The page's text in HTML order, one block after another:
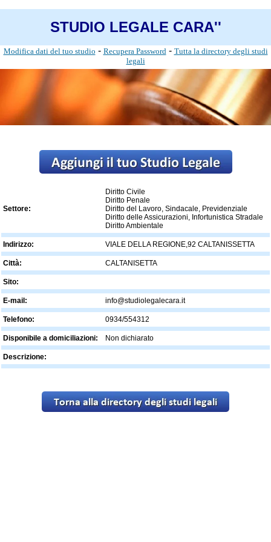
STUDIO LEGALE CARA''
Modifica dati del tuo studio - Recupera Password - Tutta la directory degli studi
legali
Settore:
Diritto Civile
Diritto Penale
Diritto del Lavoro, Sindacale, Previdenziale
Diritto delle Assicurazioni, Infortunistica Stradale
Diritto Ambientale
Indirizzo: VIALE DELLA REGIONE,92 CALTANISSETTA
Città: CALTANISETTA
Sito:
E-mail: info@studiolegalecara.it
Telefono: 0934/554312
Disponibile a domiciliazioni: Non dichiarato
Descrizione: